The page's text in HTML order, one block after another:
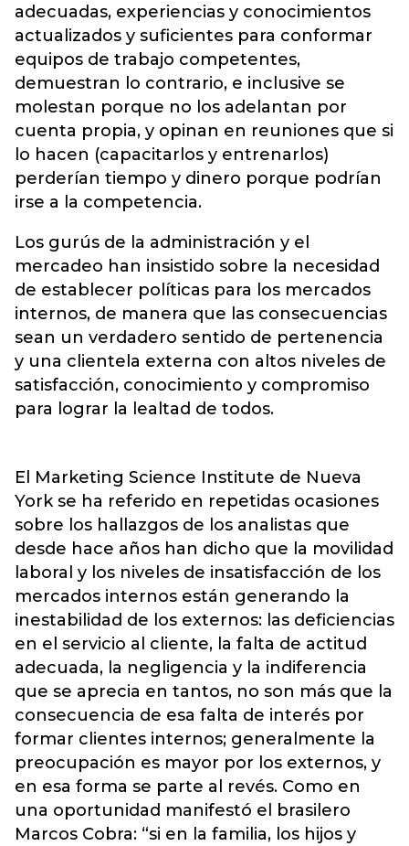
adecuadas, experiencias y conocimientos
actualizados y suficientes para conformar
equipos de trabajo competentes,
demuestran lo contrario, e inclusive se
molestan porque no los adelantan por
cuenta propia, y opinan en reuniones que si
lo hacen (capacitarlos y entrenarlos)
perderían tiempo y dinero porque podrían
irse a la competencia.
Los gurús de la administración y el
mercadeo han insistido sobre la necesidad
de establecer políticas para los mercados
internos, de manera que las consecuencias
sean un verdadero sentido de pertenencia
y una clientela externa con altos niveles de
satisfacción, conocimiento y compromiso
para lograr la lealtad de todos.
El Marketing Science Institute de Nueva
York se ha referido en repetidas ocasiones
sobre los hallazgos de los analistas que
desde hace años han dicho que la movilidad
laboral y los niveles de insatisfacción de los
mercados internos están generando la
inestabilidad de los externos: las deficiencias
en el servicio al cliente, la falta de actitud
adecuada, la negligencia y la indiferencia
que se aprecia en tantos, no son más que la
consecuencia de esa falta de interés por
formar clientes internos; generalmente la
preocupación es mayor por los externos, y
en esa forma se parte al revés. Como en
una oportunidad manifestó el brasilero
Marcos Cobra: “si en la familia, los hijos y